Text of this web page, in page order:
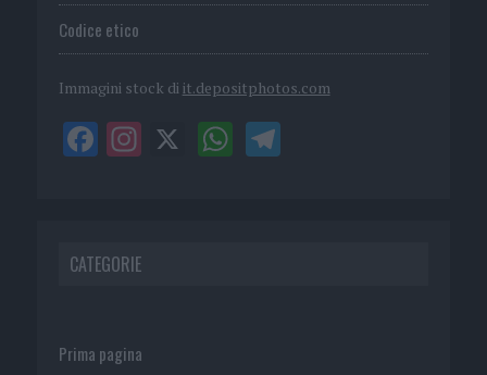
Codice etico
Immagini stock di it.depositphotos.com
CATEGORIE
Prima pagina